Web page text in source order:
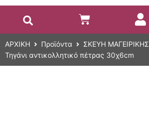
ΑΡΧΙΚΗ Προϊόντα
ΣΚΕΥΗ ΜΑΓΕΙΡΙΚΗΣ
Τηγάνι αντικολλητικό πέτρας 30χ6cm